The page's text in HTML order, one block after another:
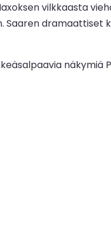
vilkkaasta
Saaren
näkymiä